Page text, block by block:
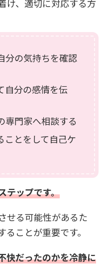
け、適切に対応する方
分の気持ちを確認
自分の感情を伝
専門家へ相談する
ことをして自己ケ
テップです。
せる可能性があるた
ことが重要です。
快だったのかを冷静に